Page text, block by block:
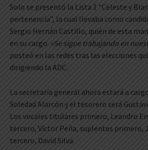
Solo se presentó la Lista 1 “Celeste y
pertenencia”, la cual llevaba como
Sergio Hernán Castillo, quién de esta
en su cargo. «Se sigue trabajando en
posteó en las redes tras las elecciones
dirigiendo la ADC.
La secretaría general ahora estará a
Soledad Alarcón y el tesorero será
Los vocales titulares primero, Leandro
tercero, Víctor Peña, suplentes primero,
tercero, David Silva.